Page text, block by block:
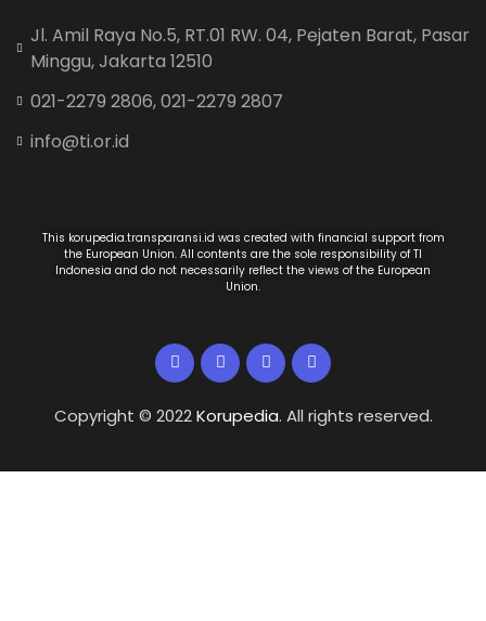
Jl. Amil Raya No.5, RT.01 RW. 04, Pejaten Barat, Pasar
Minggu, Jakarta 12510
021-2279 2806, 021-2279 2807
info@ti.or.id
This korupedia.transparansi.id was created with financial support from
the European Union. All contents are the sole responsibility of TI
Indonesia and do not necessarily reflect the views of the European
Union.
Copyright © 2022Korupedia. All rights reserved.